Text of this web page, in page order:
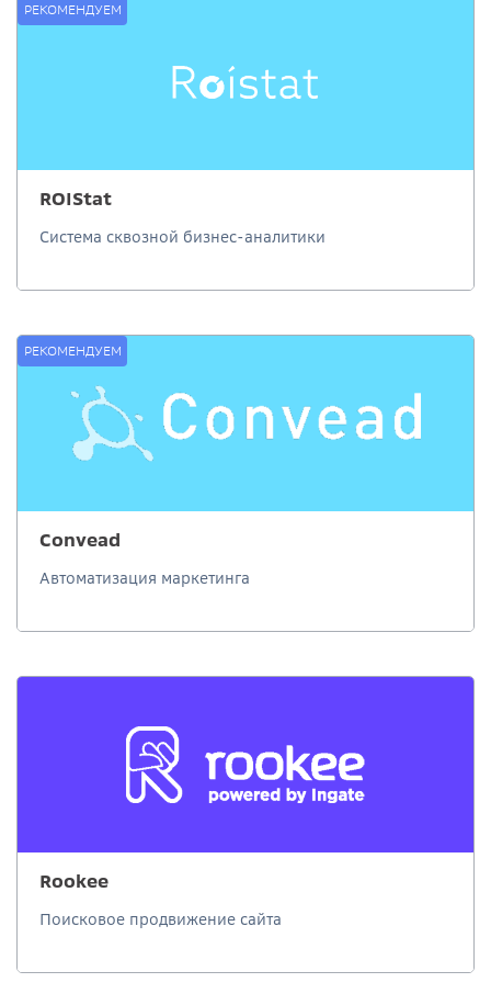
РЕКОМЕНДУЕМ
ROIStat
Система сквозной бизнес-аналитики
РЕКОМЕНДУЕМ
Convead
Автоматизация маркетинга
Rookee
Поисковое продвижение сайта